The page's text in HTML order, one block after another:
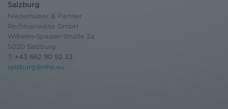
Salzburg
Niederhuber & Partner
Rechtsanwälte GmbH
Wilhelm-Spazier-Straße 2a
5020 Salzburg
T: +43 662 90 92 33
salzburg@nhp.eu